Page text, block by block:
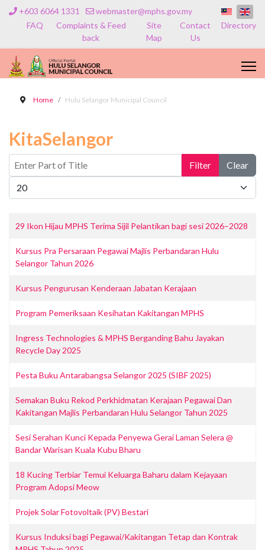
+603 6064 1331
webmaster@mphs.gov.my
FAQ
Complaints & Feed
back
Site
Map
Contact
Us
Directory
Home Hulu Selangor Municipal Council
KitaSelangor
Filter Clear
Display #
29 Ikon Hijau MPHS Terima Sijil Pelantikan bagi sesi 2026–2028
Kursus Pra Persaraan Pegawai Majlis Perbandaran Hulu
Selangor Tahun 2026
Kursus Pengurusan Kenderaan Jabatan Kerajaan
Program Pemeriksaan Kesihatan Kakitangan MPHS
Ingress Technologies & MPHS Berganding Bahu Jayakan
Recycle Day 2025
Pesta Buku Antarabangsa Selangor 2025 (SIBF 2025)
Semakan Buku Rekod Perkhidmatan Kerajaan Pegawai Dan
Kakitangan Majlis Perbandaran Hulu Selangor Tahun 2025
Sesi Serahan Kunci Kepada Penyewa Gerai Laman Selera @
Bandar Warisan Kuala Kubu Bharu
18 Kucing Terbiar Temui Keluarga Baharu dalam Kejayaan
Program Adopsi Meow
Projek Solar Fotovoltaik (PV) Bestari
Kursus Induksi bagi Pegawai/Kakitangan Tetap dan Kontrak